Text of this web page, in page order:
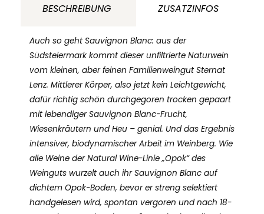
BESCHREIBUNG ZUSATZINFOS
Auch so geht Sauvignon Blanc: aus der
Südsteiermark kommt dieser unfiltrierte Naturwein
vom kleinen, aber feinen Familienweingut Sternat
Lenz. Mittlerer Körper, also jetzt kein Leichtgewicht,
dafür richtig schön durchgegoren trocken gepaart
mit lebendiger Sauvignon Blanc-Frucht,
Wiesenkräutern und Heu – genial. Und das Ergebnis
intensiver, biodynamischer Arbeit im Weinberg. Wie
alle Weine der Natural Wine-Linie „Opok“ des
Weinguts wurzelt auch ihr Sauvignon Blanc auf
dichtem Opok-Boden, bevor er streng selektiert
handgelesen wird, spontan vergoren und nach 18-